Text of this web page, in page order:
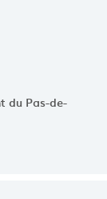
du Pas-de-